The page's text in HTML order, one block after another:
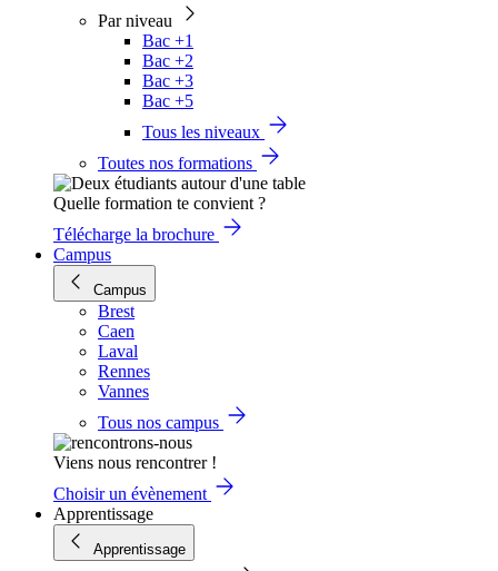
Par niveau
Bac +1
Bac +2
Bac +3
Bac +5
Tous les niveaux
Toutes nos formations
Quelle formation te convient ?
Télécharge la brochure
Campus
Campus
Brest
Caen
Laval
Rennes
Vannes
Tous nos campus
Viens nous rencontrer !
Choisir un évènement
Apprentissage
Apprentissage